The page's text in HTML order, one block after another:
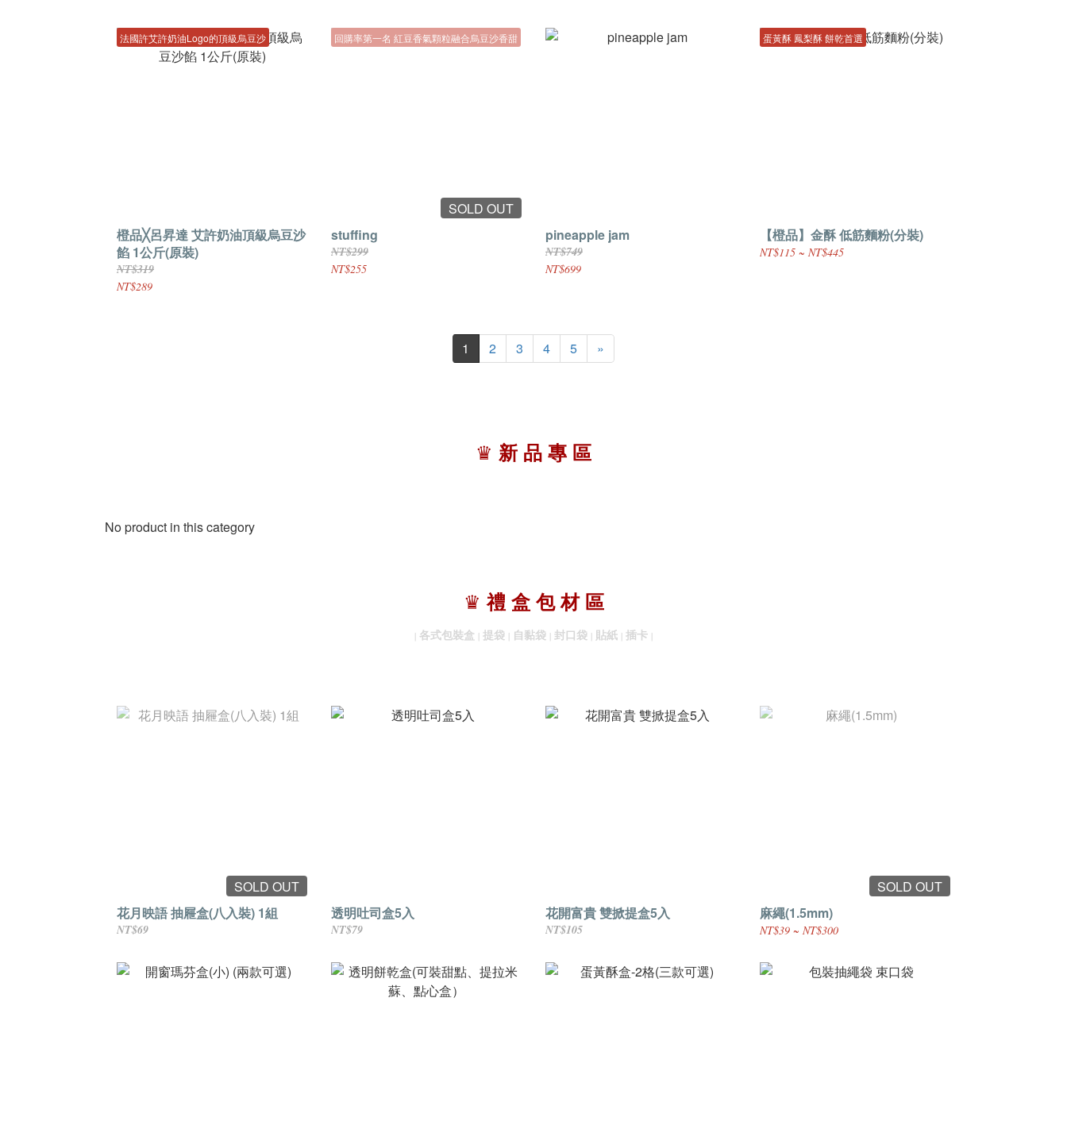
法國許艾許奶油Logo的頂級烏豆沙
橙品╳呂昇達 艾許奶油頂級烏豆沙
餡 1公斤(原裝)
NT$319
NT$289
回購率第一名 紅豆香氣顆粒融合烏豆沙香甜
SOLD OUT
stuffing
NT$299
NT$255
pineapple jam
NT$749
NT$699
蛋黃酥 鳳梨酥 餅乾首選
【橙品】金酥 低筋麵粉(分裝)
NT$115 ~ NT$445
1 2 3 4 5 »
♛ 新 品 專 區
No product in this category
♛禮 盒 包 材 區
各式包裝盒 提袋 自黏袋 封口袋 貼紙 插卡
SOLD OUT
花月映語 抽屜盒(八入裝) 1組
NT$69
透明吐司盒5入
NT$79
花開富貴 雙掀提盒5入
NT$105
SOLD OUT
麻繩(1.5mm)
NT$39 ~ NT$300